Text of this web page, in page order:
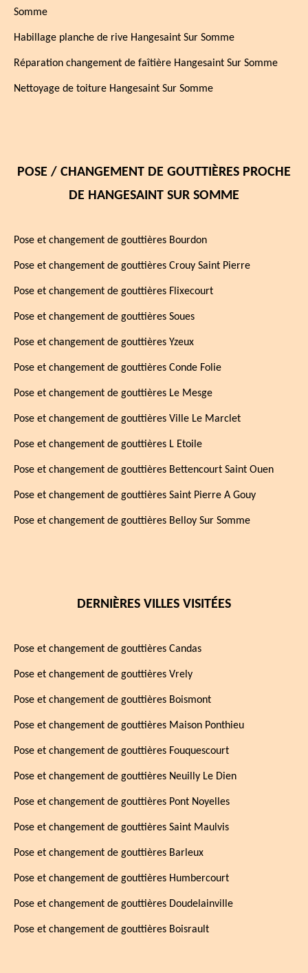
Somme
Habillage planche de rive Hangesaint Sur Somme
Réparation changement de faîtière Hangesaint Sur Somme
Nettoyage de toiture Hangesaint Sur Somme
POSE / CHANGEMENT DE GOUTTIÈRES PROCHE
DE HANGESAINT SUR SOMME
Pose et changement de gouttières Bourdon
Pose et changement de gouttières Crouy Saint Pierre
Pose et changement de gouttières Flixecourt
Pose et changement de gouttières Soues
Pose et changement de gouttières Yzeux
Pose et changement de gouttières Conde Folie
Pose et changement de gouttières Le Mesge
Pose et changement de gouttières Ville Le Marclet
Pose et changement de gouttières L Etoile
Pose et changement de gouttières Bettencourt Saint Ouen
Pose et changement de gouttières Saint Pierre A Gouy
Pose et changement de gouttières Belloy Sur Somme
DERNIÈRES VILLES VISITÉES
Pose et changement de gouttières Candas
Pose et changement de gouttières Vrely
Pose et changement de gouttières Boismont
Pose et changement de gouttières Maison Ponthieu
Pose et changement de gouttières Fouquescourt
Pose et changement de gouttières Neuilly Le Dien
Pose et changement de gouttières Pont Noyelles
Pose et changement de gouttières Saint Maulvis
Pose et changement de gouttières Barleux
Pose et changement de gouttières Humbercourt
Pose et changement de gouttières Doudelainville
Pose et changement de gouttières Boisrault